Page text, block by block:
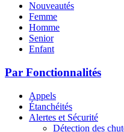
Nouveautés
Femme
Homme
Senior
Enfant
Par Fonctionnalités
Appels
Étanchéités
Alertes et Sécurité
Détection des